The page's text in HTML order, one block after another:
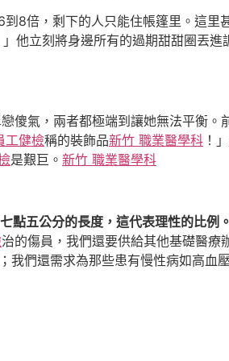
8倍，剩下的人只能住帳篷里。這里
他立刻將身邊所有的過期甜甜圈丟進
傻氣，兩者都極端到讓她無法平衡。
工健檢稱的裝飾品新竹 職業醫學科 ！」
是艱巨。 新竹 職業醫學科
點五公分的長度，這代表理性的比例
治的傷員，我們還要供給其他基礎醫療
我們還需求為那些患有慢性病如高血